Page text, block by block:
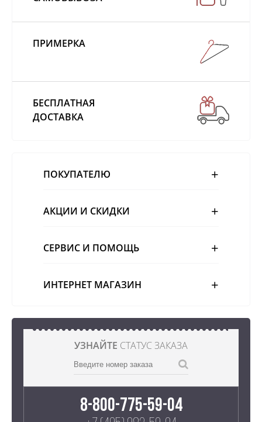
ПРИМЕРКА
БЕСПЛАТНАЯ
ДОСТАВКА
ПОКУПАТЕЛЮ
АКЦИИ И СКИДКИ
СЕРВИС И ПОМОЩЬ
ИНТЕРНЕТ МАГАЗИН
УЗНАЙТЕ СТАТУС ЗАКАЗА
8-800-775-59-04